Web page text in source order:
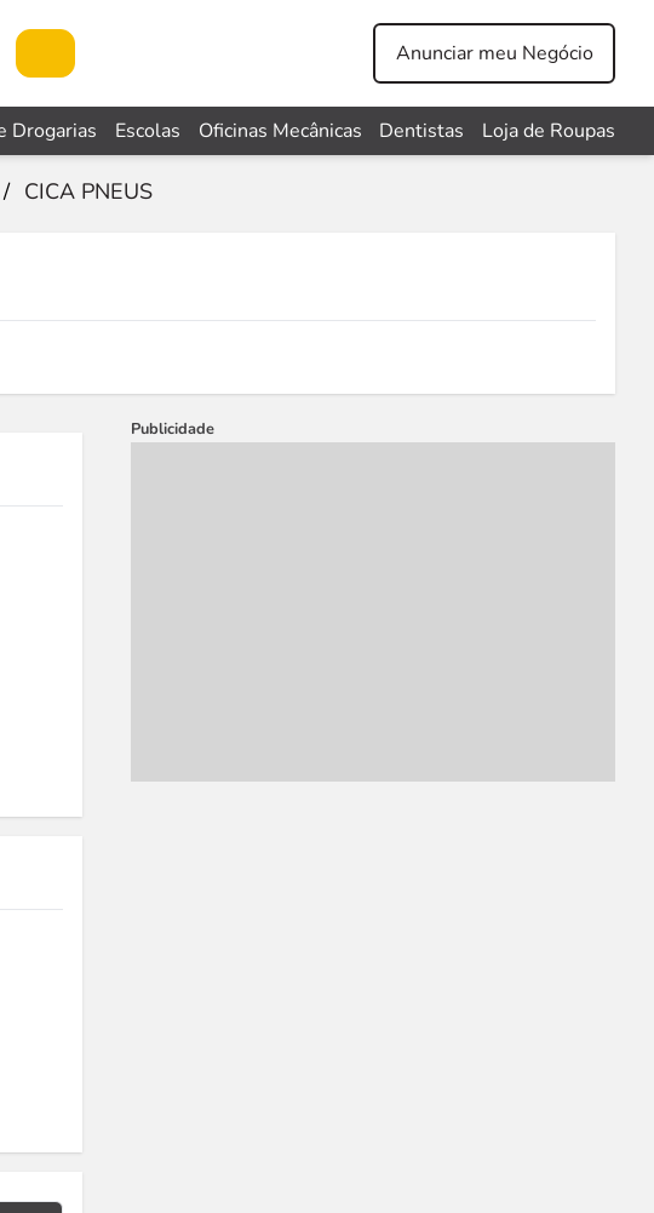
Anunciar meu Negócio
Drogarias Escolas Oficinas Mecânicas Dentistas Loja de Roupas
/ CICA PNEUS
Publicidade